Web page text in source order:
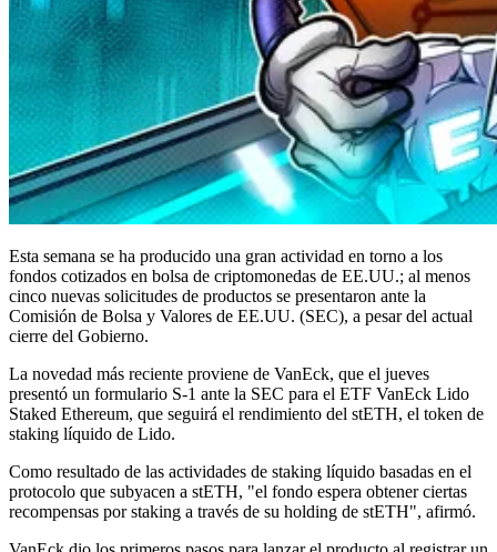
Esta semana se ha producido una gran actividad en torno a los
fondos cotizados en bolsa de criptomonedas de EE.UU.; al menos
cinco nuevas solicitudes de productos se presentaron ante la
Comisión de Bolsa y Valores de EE.UU. (SEC), a pesar del actual
cierre del Gobierno.
La novedad más reciente proviene de VanEck, que el jueves
presentó un formulario S-1 ante la SEC para el ETF VanEck Lido
Staked Ethereum, que seguirá el rendimiento del stETH, el token de
staking líquido de Lido.
Como resultado de las actividades de staking líquido basadas en el
protocolo que subyacen a stETH, "el fondo espera obtener ciertas
recompensas por staking a través de su holding de stETH", afirmó.